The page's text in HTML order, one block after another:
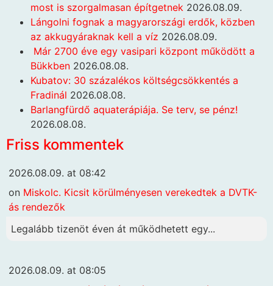
most is szorgalmasan építgetnek 2026.08.09.
Lángolni fognak a magyarországi erdők, közben
az akkugyáraknak kell a víz 2026.08.09.
Már 2700 éve egy vasipari központ működött a
Bükkben 2026.08.08.
Kubatov: 30 százalékos költségcsökkentés a
Fradinál 2026.08.08.
Barlangfürdő aquaterápiája. Se terv, se pénz!
2026.08.08.
Friss kommentek
2026.08.09. at 08:42
on Miskolc. Kicsit körülményesen verekedtek a DVTK-
ás rendezők
Legalább tizenöt éven át működhetett egy...
2026.08.09. at 08:05